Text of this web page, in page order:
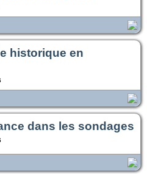
historique en
dans les sondages